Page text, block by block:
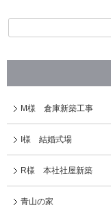
M様 倉庫新築工事
I様 結婚式場
R様 本社社屋新築
青山の家